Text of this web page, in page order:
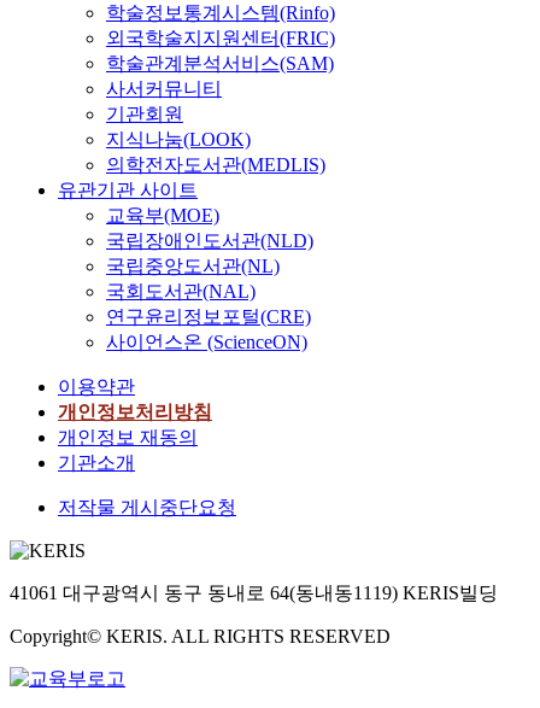
학술정보통계시스템(Rinfo)
외국학술지지원센터(FRIC)
학술관계분석서비스(SAM)
사서커뮤니티
기관회원
지식나눔(LOOK)
의학전자도서관(MEDLIS)
유관기관 사이트
교육부(MOE)
국립장애인도서관(NLD)
국립중앙도서관(NL)
국회도서관(NAL)
연구윤리정보포털(CRE)
사이언스온 (ScienceON)
이용약관
개인정보처리방침
개인정보 재동의
기관소개
저작물 게시중단요청
41061 대구광역시 동구 동내로 64(동내동1119) KERIS빌딩
Copyright© KERIS. ALL RIGHTS RESERVED